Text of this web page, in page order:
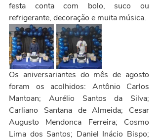
festa conta com bolo, suco ou
refrigerante, decoração e muita música.
Os aniversariantes do mês de agosto
foram os acolhidos: Antônio Carlos
Mantoan; Aurélio Santos da Silva;
Carliano Santana de Almeida; Cesar
Augusto Mendonca Ferreira; Cosmo
Lima dos Santos; Daniel Inácio Bispo;